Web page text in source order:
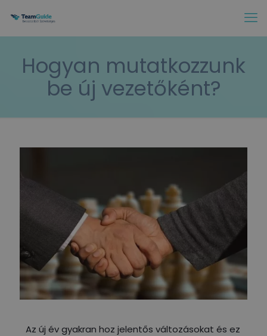
Hogyan mutatkozzunk
be új vezetőként?
Az új év gyakran hoz jelentős változásokat és ez